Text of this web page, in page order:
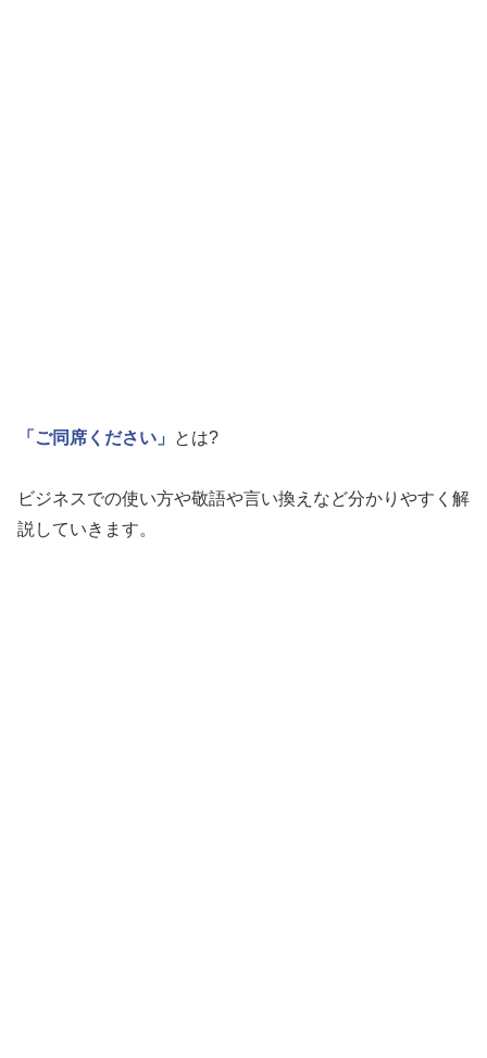
「ご同席ください」 とは?
ビジネスでの使い方や敬語や言い換えなど分かりやすく解
説していきます。